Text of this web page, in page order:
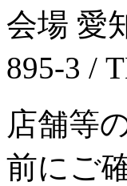
会場 愛
895-3 /
店舗等
前にご